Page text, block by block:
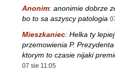
Anonim: anonimie dobrze
bo to sa aszyscy patologia
Mieszkaniec: Helka ty
przemowienia P.
ktorym to czasie nijaki
07 sie 11:05